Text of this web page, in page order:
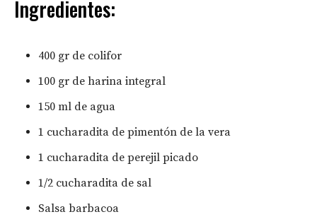
Ingredientes:
400 gr de colifor
100 gr de harina integral
150 ml de agua
1 cucharadita de pimentón de la vera
1 cucharadita de perejil picado
1/2 cucharadita de sal
Salsa barbacoa